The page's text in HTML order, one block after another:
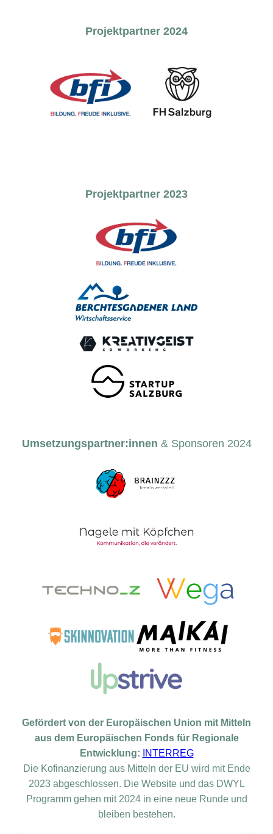
Projektpartner 2024
Projektpartner 2023
Umsetzungspartner:innen & Sponsoren 2024
Gefördert von der Europäischen Union mit Mitteln
aus dem Europäischen Fonds für Regionale
Entwicklung:
INTERREG
Die Kofinanzierung aus Mitteln der EU wird mit Ende
2023 abgeschlossen. Die Website und das DWYL
Programm gehen mit 2024 in eine neue Runde und
bleiben bestehen.